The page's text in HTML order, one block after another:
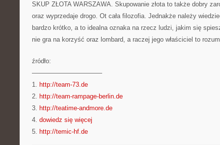
SKUP ZŁOTA WARSZAWA. Skupowanie złota to także dobry
oraz wyprzedaje drogo. Ot cała filozofia. Jednakże należy
bardzo krótko, a to idealna oznaka na rzecz ludzi, jakim się
nie gra na korzyść oraz lombard, a raczej jego właściciel to
źródło:
———————————
1. http://team-73.de
2. http://team-rampage-berlin.de
3. http://teatime-andmore.de
4. dowiedz się więcej
5. http://temic-hf.de